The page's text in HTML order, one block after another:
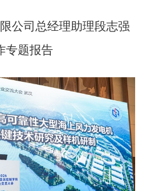
司总经理助理段志强
专题报告